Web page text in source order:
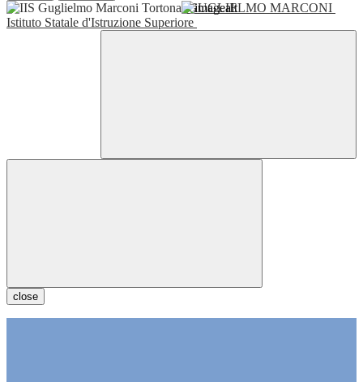
GUGLIELMO MARCONI
Istituto Statale d'Istruzione Superiore
close